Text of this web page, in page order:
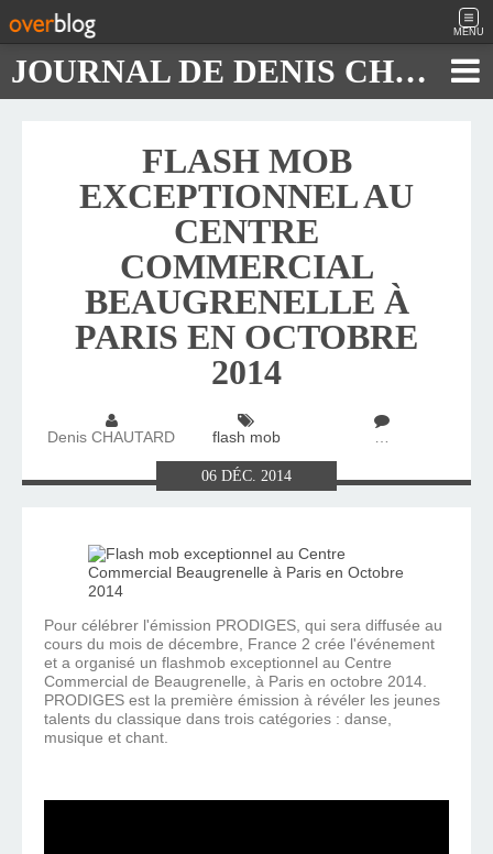
MENU
JOURNAL DE DENIS CHAUTARD
FLASH MOB
EXCEPTIONNEL AU
CENTRE
COMMERCIAL
BEAUGRENELLE À
PARIS EN OCTOBRE
2014
Denis CHAUTARD flash mob …
06 DÉC. 2014
Pour célébrer l'émission PRODIGES, qui sera diffusée au
cours du mois de décembre, France 2 crée l'événement
et a organisé un flashmob exceptionnel au Centre
Commercial de Beaugrenelle, à Paris en octobre 2014.
PRODIGES est la première émission à révéler les jeunes
talents du classique dans trois catégories : danse,
musique et chant.